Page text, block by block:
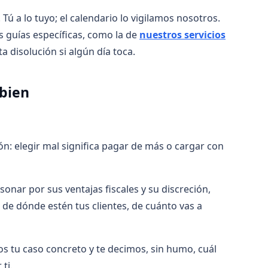
a lo tuyo; el calendario lo vigilamos nosotros.
específicas, como la de nuestros servicios
disolución si algún día toca.
elegir mal significa pagar de más o cargar con
por sus ventajas fiscales y su discreción,
dónde estén tus clientes, de cuánto vas a
tu caso concreto y te decimos, sin humo, cuál